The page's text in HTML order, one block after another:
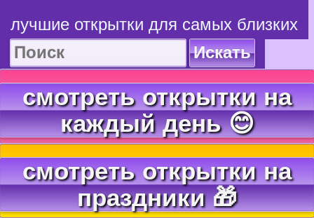
лучшие открытки для самых близких
Искать
смотреть открытки на
каждый день 😊
смотреть открытки на
праздники 🎁